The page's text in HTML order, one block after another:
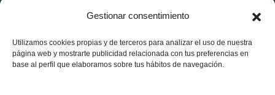
Gestionar consentimiento
Utilizamos cookies propias y de terceros para analizar el uso de nuestra
página web y mostrarte publicidad relacionada con tus preferencias en
base al perfil que elaboramos sobre tus hábitos de navegación.
941 540 272